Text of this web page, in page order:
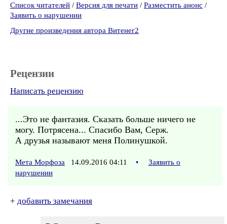
Список читателей / Версия для печати / Разместить анонс /
Заявить о нарушении
Другие произведения автора Витенег2
Рецензии
Написать рецензию
...Это не фантазия. Сказать больше ничего не
могу. Потрясена... Спасибо Вам, Серж.
А друзья называют меня Полинушкой.
Мета Морфоза 14.09.2016 04:11 •
Заявить о
нарушении
+ добавить замечания